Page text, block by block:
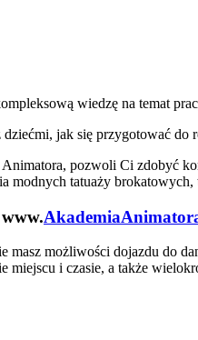
wiedzę na temat
jak się przygotować
pozwoli Ci zdobyć
tatuaży
masz możliwości dojazdu do
miejscu i czasie, a także